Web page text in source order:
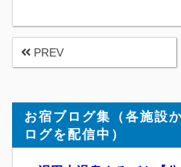
PREV
お宿ブログ集（各施設
ログを配信中）